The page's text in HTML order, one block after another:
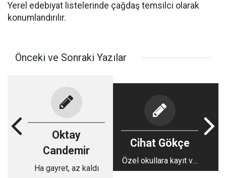
Yerel edebiyat listelerinde çağdaş temsilci olarak
konumlandırılır.
Önceki ve Sonraki Yazılar
Oktay
Candemir
Ha gayret, az kaldı
Cihat Gökçe
Özel okullara kayıt ve
kayıt iptal işlemlerinin